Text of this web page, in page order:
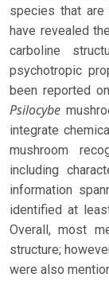
species that are
have revealed
carboline
psychotropic
been reported
Psilocybe
integrate
mushroom
including
information
identified at
Overall, most
structure;
were also